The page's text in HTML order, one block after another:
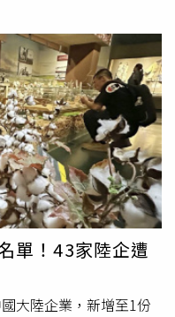
單！43家陸企遭
大陸企業，新增至1份